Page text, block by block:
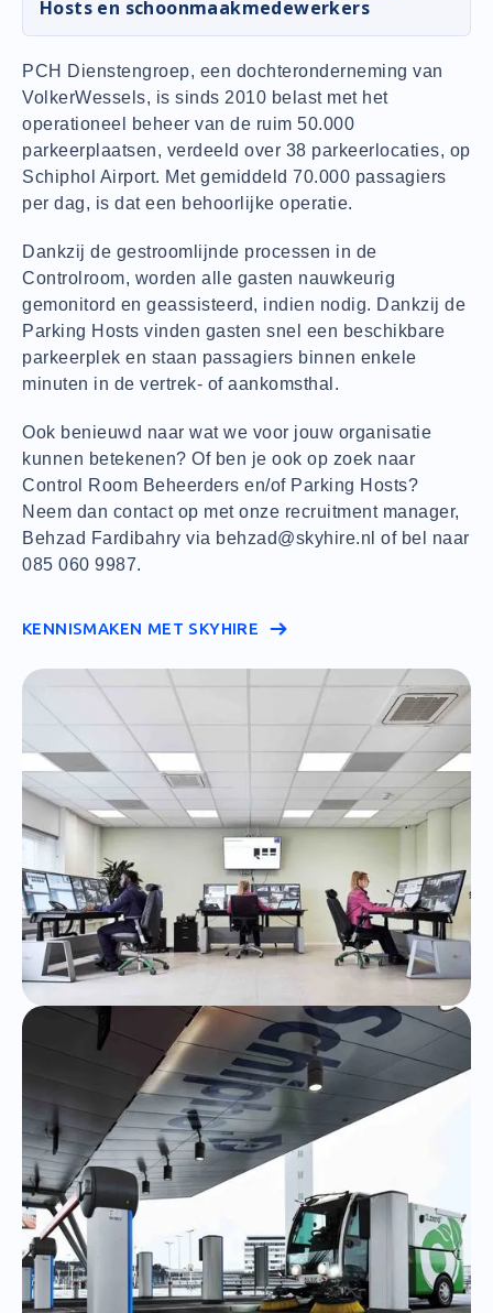
Hosts en schoonmaakmedewerkers
PCH Dienstengroep, een dochteronderneming van
VolkerWessels, is sinds 2010 belast met het
operationeel beheer van de ruim 50.000
parkeerplaatsen, verdeeld over 38 parkeerlocaties, op
Schiphol Airport. Met gemiddeld 70.000 passagiers
per dag, is dat een behoorlijke operatie.
Dankzij de gestroomlijnde processen in de
Controlroom, worden alle gasten nauwkeurig
gemonitord en geassisteerd, indien nodig. Dankzij de
Parking Hosts vinden gasten snel een beschikbare
parkeerplek en staan passagiers binnen enkele
minuten in de vertrek- of aankomsthal.
Ook benieuwd naar wat we voor jouw organisatie
kunnen betekenen? Of ben je ook op zoek naar
Control Room Beheerders en/of Parking Hosts?
Neem dan contact op met onze recruitment manager,
Behzad Fardibahry via behzad@skyhire.nl of bel naar
085 060 9987.
KENNISMAKEN MET SKYHIRE